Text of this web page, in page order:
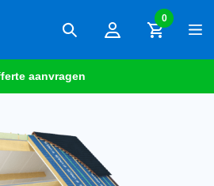
0
aanvragen